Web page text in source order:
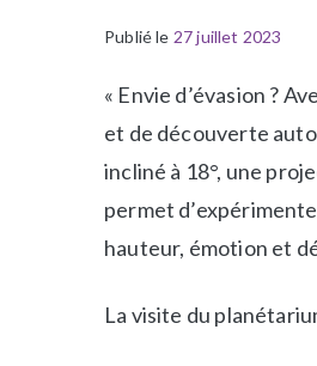
Publié le 27 juillet 2023
P
b
l
é
d
a
s
É
i
q
e
t
é
c
« Envie d’évasion ?
et de découverte
incliné à 18°, une
permet
hauteur, émotion et
La visite du